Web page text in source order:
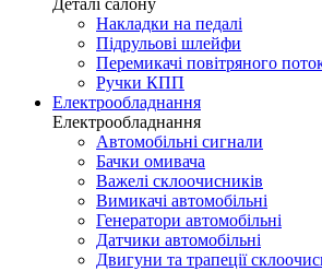
Деталі салону
Накладки на педалі
Підрульові шлейфи
Перемикачі повітряного
Ручки КПП
Електрообладнання
Електрообладнання
Автомобільні сигнали
Бачки омивача
Важелі склоочисників
Вимикачі автомобільні
Генератори автомобільні
Датчики автомобільні
Двигуни та трапеції